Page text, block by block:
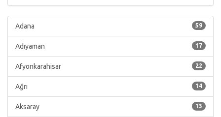
59
Adana
17
Adıyaman
22
Afyonkarahisar
14
Ağrı
13
Aksaray